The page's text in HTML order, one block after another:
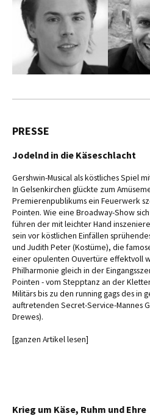
PRESSE
Jodelnd in die Käseschlacht
Gershwin-Musical als köstliches Spiel
In Gelsenkirchen glückte zum
Premierenpublikums ein Feuerwerk
Pointen. Wie eine Broadway-Show
führen der mit leichter Hand
sein vor köstlichen Einfällen
und Judith Peter (Kostüme), die
einer opulenten Ouvertüre effektvoll
Philharmonie gleich in der
Pointen - vom Stepptanz an der
Militärs bis zu den running gags des in
auftretenden Secret-Service-Mannes
Drewes).
[ganzen Artikel lesen]
Krieg um Käse, Ruhm und Ehre